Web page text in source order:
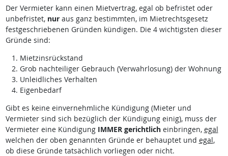
Der Vermieter kann einen Mietvertrag, egal ob befristet oder
unbefristet, nuraus ganz bestimmten, im Mietrechtsgesetz
festgeschriebenen Gründen kündigen. Die 4 wichtigsten dieser
Gründe sind:
Mietzinsrückstand
Grob nachteiliger Gebrauch (Verwahrlosung) der Wohnung
Unleidliches Verhalten
Eigenbedarf
Gibt es keine einvernehmliche Kündigung (Mieter und
Vermieter sind sich bezüglich der Kündigung einig), muss der
Vermieter eine Kündigung IMMER gerichtlich einbringen, egal
welchen der oben genannten Gründe er behauptet und egal,
ob diese Gründe tatsächlich vorliegen oder nicht.